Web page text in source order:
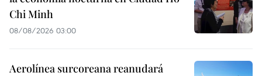
Chi Minh
08/08/2026 03:00
Aerolínea surcoreana reanudará